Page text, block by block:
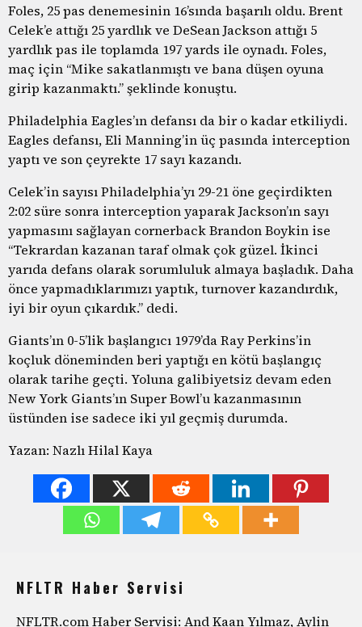
Foles, 25 pas denemesinin 16’sında başarılı oldu. Brent
Celek’e attığı 25 yardlık ve DeSean Jackson attığı 5
yardlık pas ile toplamda 197 yards ile oynadı. Foles,
maç için “Mike sakatlanmıştı ve bana düşen oyuna
girip kazanmaktı.” şeklinde konuştu.
Philadelphia Eagles’ın defansı da bir o kadar etkiliydi.
Eagles defansı, Eli Manning’in üç pasında interception
yaptı ve son çeyrekte 17 sayı kazandı.
Celek’in sayısı Philadelphia’yı 29-21 öne geçirdikten
2:02 süre sonra interception yaparak Jackson’ın sayı
yapmasını sağlayan cornerback Brandon Boykin ise
“Tekrardan kazanan taraf olmak çok güzel. İkinci
yarıda defans olarak sorumluluk almaya başladık. Daha
önce yapmadıklarımızı yaptık, turnover kazandırdık,
iyi bir oyun çıkardık.” dedi.
Giants’ın 0-5’lik başlangıcı 1979’da Ray Perkins’in
koçluk döneminden beri yaptığı en kötü başlangıç
olarak tarihe geçti. Yoluna galibiyetsiz devam eden
New York Giants’ın Super Bowl’u kazanmasının
üstünden ise sadece iki yıl geçmiş durumda.
Yazan: Nazlı Hilal Kaya
NFLTR Haber Servisi
NFLTR.com Haber Servisi: And Kaan Yılmaz, Aylin